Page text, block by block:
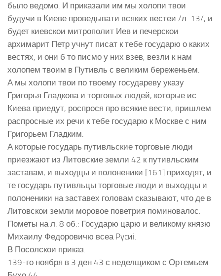
было ведомо. И приказали им мы холопи твои
будучи в Киеве проведывати всяких вестеи /л. 13/, и
будет киевскои митрополит Иев и печерскои
архимарит Петр учнут писат к тебе государю о каких
вестях, и они б то писмо у них взев, везли к нам
холопем твоим в Путивль с великим береженьем.
А мы холопи твои по твоему государеву указу
Григорья Гладкова и торговых людей, которые ис
Киева приедут, роспрося про всякие вести, пришлем
распросные их речи к тебе государю к Москве с ним
Григорьем Гладким.
А которые государь путивльские торговые люди
приезжают из Литовские земли 42 к путивльским
заставам, и выходцы и полоненики [161] приходят, и
те государь путивльцы торговые люди и выходцы и
полоненики на заставех головам сказывают, что де в
Литовскои земли моровое поветрия поминовалос.
Пометы на л. 8 об.: Государю царю и великому князю
Михаилу Федоровичю всеа Pycиi.
В Посолскои приказ.
139-го ноября в 3 ден 43 с неделщиком с Ортемьем